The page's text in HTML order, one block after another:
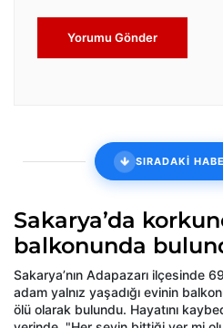
Yorumu Gönder
SIRADAKİ
Sakarya’da
balkonunda
Sakarya’nın Adapazarı ilçesinde
adam yalnız yaşadığı evinin
ölü olarak bulundu. Hayatını